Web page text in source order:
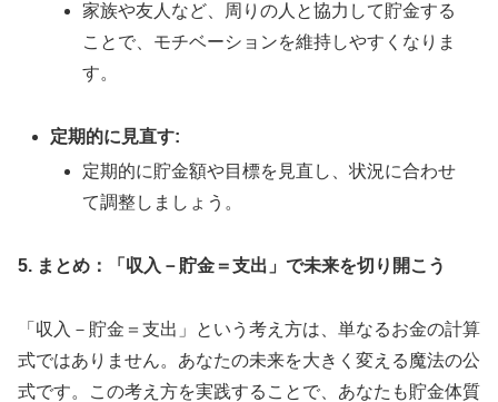
家族や友人など、周りの人と協力して貯金する
ことで、モチベーションを維持しやすくなりま
す。
定期的に見直す:
定期的に貯金額や目標を見直し、状況に合わせ
て調整しましょう。
5. まとめ：「収入－貯金＝支出」で未来を切り開こう
「収入－貯金＝支出」という考え方は、単なるお金の計算
式ではありません。あなたの未来を大きく変える魔法の公
式です。この考え方を実践することで、あなたも貯金体質